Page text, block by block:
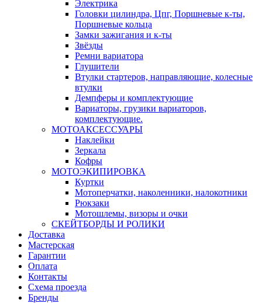
Электрика
Головки цилиндра, Цпг, Поршневые к-ты,
Поршневые кольца
Замки зажигания и к-ты
Звёзды
Ремни вариатора
Глушители
Втулки стартеров, направляющие, колесные
втулки
Демпферы и комплектующие
Вариаторы, грузики вариаторов,
комплектующие.
МОТОАКСЕССУАРЫ
Наклейки
Зеркала
Кофры
МОТОЭКИПИРОВКА
Куртки
Мотоперчатки, наколенники, налокотники
Рюкзаки
Мотошлемы, визоры и очки
СКЕЙТБОРДЫ И РОЛИКИ
Доставка
Мастерская
Гарантии
Оплата
Контакты
Схема проезда
Бренды